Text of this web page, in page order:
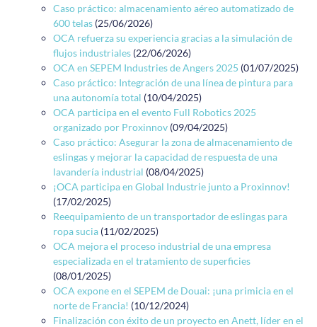
Caso práctico: almacenamiento aéreo automatizado de
600 telas (25/06/2026)
OCA refuerza su experiencia gracias a la simulación de
flujos industriales (22/06/2026)
OCA en SEPEM Industries de Angers 2025 (01/07/2025)
Caso práctico: Integración de una línea de pintura para
una autonomía total (10/04/2025)
OCA participa en el evento Full Robotics 2025
organizado por Proxinnov (09/04/2025)
Caso práctico: Asegurar la zona de almacenamiento de
eslingas y mejorar la capacidad de respuesta de una
lavandería industrial (08/04/2025)
¡OCA participa en Global Industrie junto a Proxinnov!
(17/02/2025)
Reequipamiento de un transportador de eslingas para
ropa sucia (11/02/2025)
OCA mejora el proceso industrial de una empresa
especializada en el tratamiento de superficies
(08/01/2025)
OCA expone en el SEPEM de Douai: ¡una primicia en el
norte de Francia! (10/12/2024)
Finalización con éxito de un proyecto en Anett, líder en el